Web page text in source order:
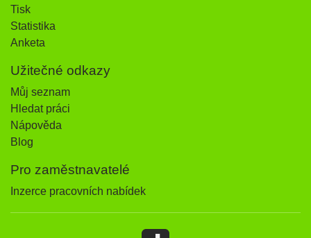
Tisk
Statistika
Anketa
Užitečné odkazy
Můj seznam
Hledat práci
Nápověda
Blog
Pro zaměstnavatelé
Inzerce pracovních nabídek